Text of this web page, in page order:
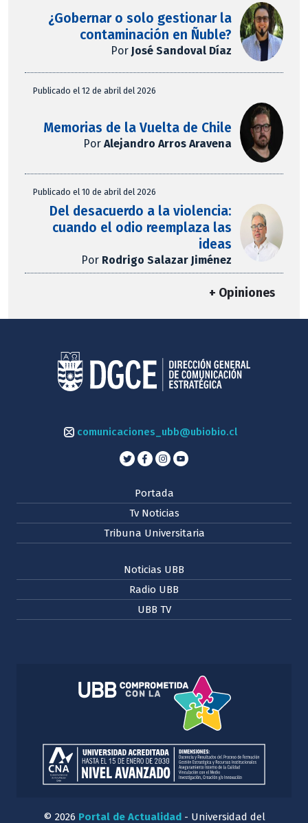
¿Gobernar o solo gestionar la
contaminación en Ñuble?
Por José Sandoval Díaz
Publicado el 12 de abril del 2026
Memorias de la Vuelta de Chile
PorAlejandro Arros Aravena
Publicado el 10 de abril del 2026
Del desacuerdo a la violencia:
cuando el odio reemplaza las
ideas
Por Rodrigo Salazar Jiménez
+ Opiniones
comunicaciones_ubb@ubiobio.cl
Portada
Tv Noticias
Tribuna Universitaria
Noticias UBB
Radio UBB
UBB TV
© 2026 Portal de Actualidad- Universidad del